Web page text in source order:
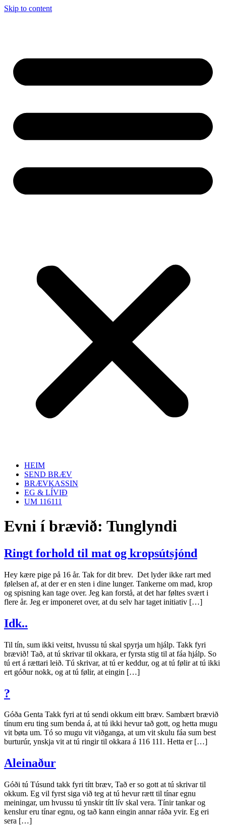
Skip to content
HEIM
SEND BRÆV
BRÆVKASSIN
EG & LÍVIÐ
UM 116111
Evni í brævið: Tunglyndi
Ringt forhold til mat og kropsútsjónd
Hey kære pige på 16 år. Tak for dit brev. Det lyder ikke rart med
følelsen af, at der er en sten i dine lunger. Tankerne om mad, krop
og spisning kan tage over. Jeg kan forstå, at det har føltes svært i
flere år. Jeg er imponeret over, at du selv har taget initiativ […]
Idk..
Til tín, sum ikki veitst, hvussu tú skal spyrja um hjálp. Takk fyri
brævið! Tað, at tú skrivar til okkara, er fyrsta stig til at fáa hjálp. So
tú ert á rættari leið. Tú skrivar, at tú er keddur, og at tú følir at tú ikki
ert góður nokk, og at tú følir, at eingin […]
?
Góða Genta Takk fyri at tú sendi okkum eitt bræv. Sambært brævið
tínum eru ting sum benda á, at tú ikki hevur tað gott, og hetta mugu
vit bøta um. Tó so mugu vit viðganga, at um vit skulu fáa sum best
burturúr, ynskja vit at tú ringir til okkara á 116 111. Hetta er […]
Aleinaður
Góði tú Túsund takk fyri títt bræv, Tað er so gott at tú skrivar til
okkum. Eg vil fyrst siga við teg at tú hevur rætt til tínar egnu
meiningar, um hvussu tú ynskir títt lív skal vera. Tínir tankar og
kenslur eru tínar egnu, og tað kann eingin annar ráða yvir. Eg eri
sera […]